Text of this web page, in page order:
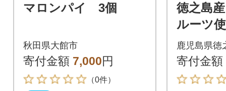
マロンパイ 3個
秋田県大館市
寄付金額 7,000円
（0件）
徳之島
ルーツ
ドラゴ
ース
鹿児島県徳
寄付金額